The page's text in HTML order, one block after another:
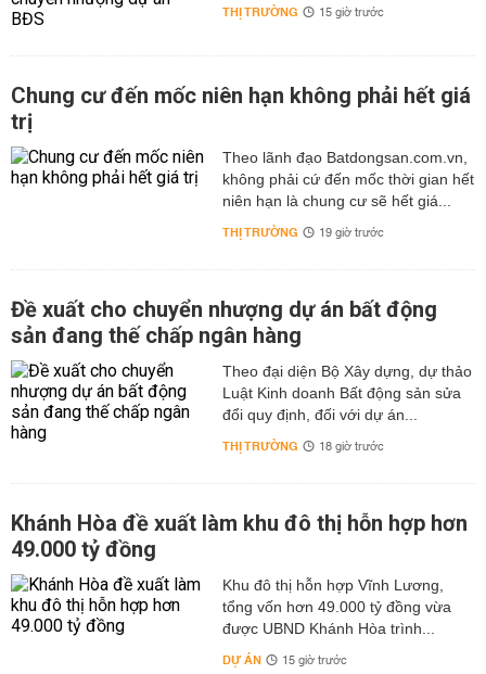
THỊ TRƯỜNG 15 giờ trước
Chung cư đến mốc niên hạn không phải hết giá
trị
Theo lãnh đạo Batdongsan.com.vn,
không phải cứ đến mốc thời gian hết
niên hạn là chung cư sẽ hết giá...
THỊ TRƯỜNG 19 giờ trước
Đề xuất cho chuyển nhượng dự án bất động
sản đang thế chấp ngân hàng
Theo đại diện Bộ Xây dựng, dự thảo
Luật Kinh doanh Bất động sản sửa
đổi quy định, đối với dự án...
THỊ TRƯỜNG 18 giờ trước
Khánh Hòa đề xuất làm khu đô thị hỗn hợp hơn
49.000 tỷ đồng
Khu đô thị hỗn hợp Vĩnh Lương,
tổng vốn hơn 49.000 tỷ đồng vừa
được UBND Khánh Hòa trình...
DỰ ÁN 15 giờ trước